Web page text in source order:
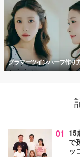
グラマーツインハーフ作り
01 15
で
ッ